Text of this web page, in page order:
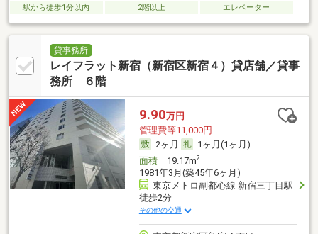
駅から徒歩1分以内 2階以上 エレベーター
貸事務所
レイフラット新宿（新宿区新宿４）貸店舗／貸事
務所 ６階
9.90万円
管理費等11,000円
2ヶ月
1ヶ月(1ヶ月)
面積19.17m2
1981年3月(築45年6ヶ月)
東京メトロ副都心線 新宿三丁目駅
徒歩2分
その他の交通